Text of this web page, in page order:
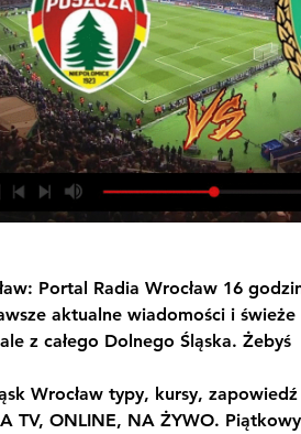
Portal Radia Wrocław 16
aktualne wiadomości i
z całego Dolnego Śląska. Żebyś
Wrocław typy, kursy,
TV, ONLINE, NA ŻYWO.